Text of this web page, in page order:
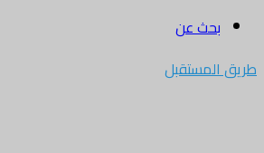
بحث عن
طريق المستقبل